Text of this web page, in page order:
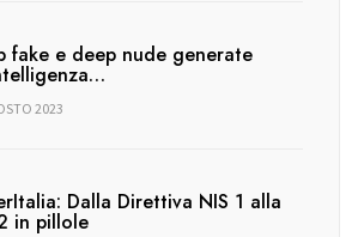
fake e deep nude generate
2023
Dalla Direttiva NIS 1 alla
in pillole